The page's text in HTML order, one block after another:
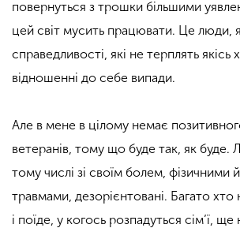
повернуться з трошки більшими
цей світ мусить працювати. Це люди,
справедливості, які не терплять якісь
відношенні до себе випади.
Але в мене в цілому немає
ветеранів, тому що буде так, як буде.
тому числі зі своїм болем, фізичними
травмами, дезорієнтовані. Багато
і поїде, у когось розпадуться сім’ї, ще